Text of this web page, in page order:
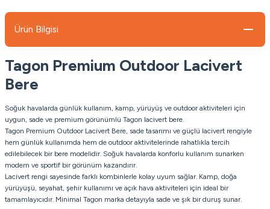
Ürün Bilgisi
Tagon Premium Outdoor Lacivert
Bere
Soğuk havalarda günlük kullanım, kamp, yürüyüş ve outdoor aktiviteleri için
uygun, sade ve premium görünümlü Tagon lacivert bere.
Tagon Premium Outdoor Lacivert Bere, sade tasarımı ve güçlü lacivert rengiyle
hem günlük kullanımda hem de outdoor aktivitelerinde rahatlıkla tercih
edilebilecek bir bere modelidir. Soğuk havalarda konforlu kullanım sunarken
modern ve sportif bir görünüm kazandırır.
Lacivert rengi sayesinde farklı kombinlerle kolay uyum sağlar. Kamp, doğa
yürüyüşü, seyahat, şehir kullanımı ve açık hava aktiviteleri için ideal bir
tamamlayıcıdır. Minimal Tagon marka detayıyla sade ve şık bir duruş sunar.